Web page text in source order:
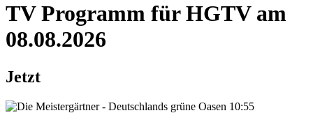
TV Programm für HGTV am
08.08.2026
Jetzt
10:55